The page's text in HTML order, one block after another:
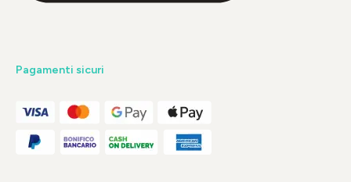
Pagamenti sicuri